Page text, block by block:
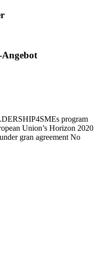
program
Union’s Horizon 2020
gran agreement No